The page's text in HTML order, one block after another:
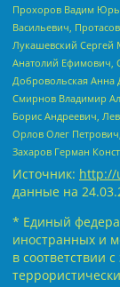
Прохоров Вадим
Васильевич,
Лукашевский Сергей
Анатолий Ефимович,
Добровольская Анна
Смирнов Владимир
Борис Андреевич,
Орлов Олег
Захаров Герман
Источник: http://
данные на
* Единый
иностранных и
в соответствии